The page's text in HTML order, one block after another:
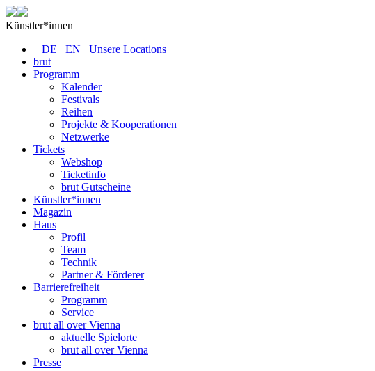
Künstler*innen
DE
EN
Unsere Locations
brut
Programm
Kalender
Festivals
Reihen
Projekte & Kooperationen
Netzwerke
Tickets
Webshop
Ticketinfo
brut Gutscheine
Künstler*innen
Magazin
Haus
Profil
Team
Technik
Partner & Förderer
Barrierefreiheit
Programm
Service
brut all over Vienna
aktuelle Spielorte
brut all over Vienna
Presse